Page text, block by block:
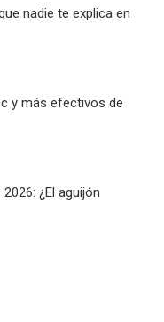
nadie te explica en
y más efectivos de
¿El aguijón